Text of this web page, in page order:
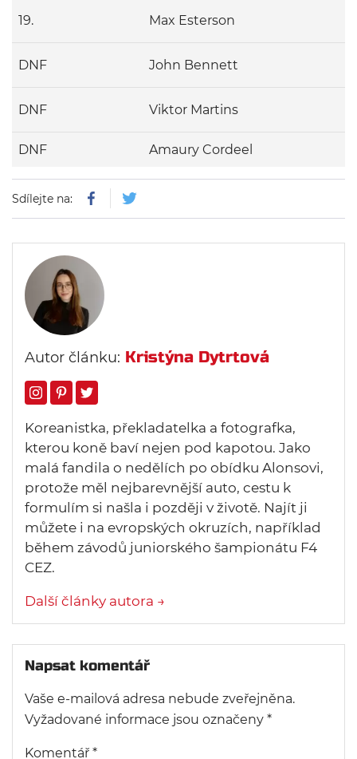
19. Max Esterson
DNF John Bennett
DNF Viktor Martins
DNF Amaury Cordeel
Sdílejte na:
Autor článku: Kristýna Dytrtová
Koreanistka, překladatelka a fotografka,
kterou koně baví nejen pod kapotou. Jako
malá fandila o nedělích po obídku Alonsovi,
protože měl nejbarevnější auto, cestu k
formulím si našla i později v životě. Najít ji
můžete i na evropských okruzích, například
během závodů juniorského šampionátu F4
CEZ.
Další články autora →
Napsat komentář
Vaše e-mailová adresa nebude zveřejněna.
Vyžadované informace jsou označeny *
Komentář *